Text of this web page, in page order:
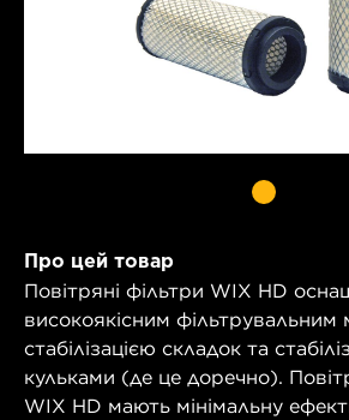
Про цей товар
Повітряні фільтри WIX HD
високоякісним фільтрувальним
стабілізацією складок та
кульками (де це доречно).
WIX HD мають мінімальну